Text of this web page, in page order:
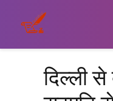
दिल्ली